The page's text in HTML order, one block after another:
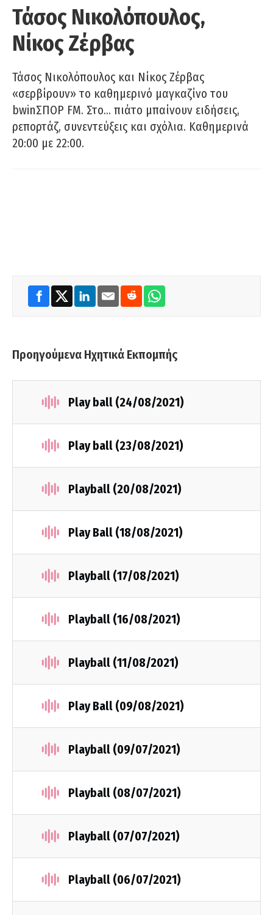
Τάσος Νικολόπουλος,
Νίκος Ζέρβας
Τάσος Νικολόπουλος και Νίκος Ζέρβας
«σερβίρουν» το καθημερινό μαγκαζίνο του
bwinΣΠΟΡ FM. Στο… πιάτο μπαίνουν ειδήσεις,
ρεπορτάζ, συνεντεύξεις και σχόλια. Καθημερινά
20:00 με 22:00.
Προηγούμενα Ηχητικά Εκπομπής
Play ball (24/08/2021)
Play ball (23/08/2021)
Playball (20/08/2021)
Play Βall (18/08/2021)
Playball (17/08/2021)
Playball (16/08/2021)
Playball (11/08/2021)
Play Ball (09/08/2021)
Playball (09/07/2021)
Playball (08/07/2021)
Playball (07/07/2021)
Playball (06/07/2021)